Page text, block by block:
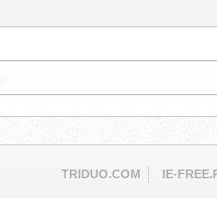
TRIDUO.COM IE-